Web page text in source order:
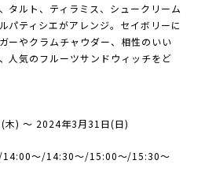
タルト、ティラミス、シュークリーム
パティシエがアレンジ。セイボリーに
ーやクラムチャウダー、相性のいい
人気のフルーツサンドウィッチをど
(木) ～ 2024年3月31日(日)
/14:00～/14:30～/15:00～/15:30～